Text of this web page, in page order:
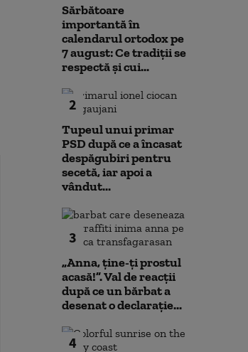
Sărbătoare
importantă în
calendarul ortodox pe
7 august: Ce tradiții se
respectă și cui...
2
Tupeul unui primar
PSD după ce a încasat
despăgubiri pentru
secetă, iar apoi a
vândut...
3
„Anna, ţine-ţi prostul
acasă!”. Val de reacții
după ce un bărbat a
desenat o declarație...
4